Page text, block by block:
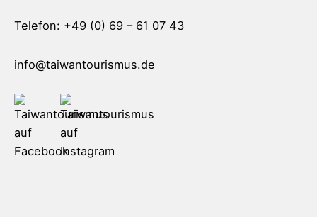
Telefon: +49 (0) 69 – 61 07 43
info@taiwantourismus.de